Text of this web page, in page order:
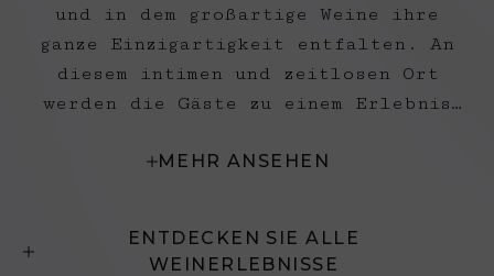
und in dem großartige Weine ihre
ganze Einzigartigkeit entfalten. An
diesem intimen und zeitlosen Ort
werden die Gäste zu einem Erlebnis
Seele des Hauses prägen, so nahe wie
Tisch wurde für Verkostungen
MEHR ANSEHEN
ENTDECKEN SIE ALLE
WEINERLEBNISSE